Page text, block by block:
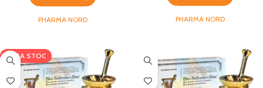
PHARMA NORD PHARMA NORD
LIPSA STOC